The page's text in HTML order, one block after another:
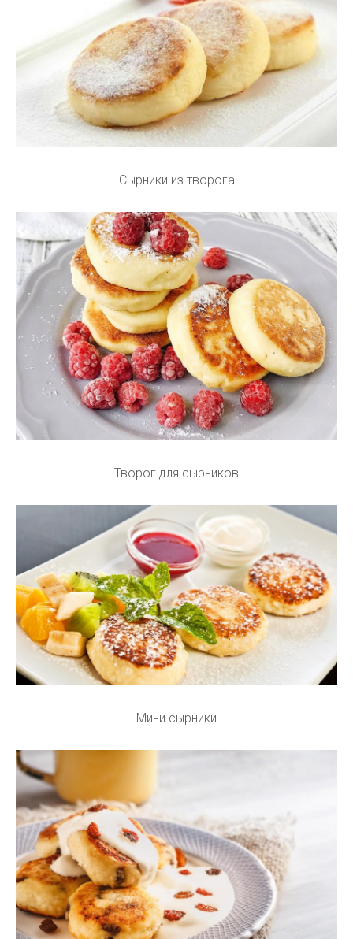
Сырники из творога
Творог для сырников
Мини сырники